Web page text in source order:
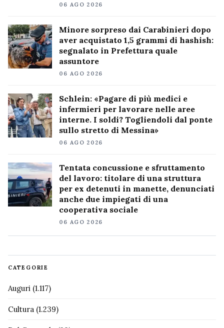
06 AGO 2026
Minore sorpreso dai Carabinieri dopo
aver acquistato 1,5 grammi di hashish:
segnalato in Prefettura quale
assuntore
06 AGO 2026
Schlein: «Pagare di più medici e
infermieri per lavorare nelle aree
interne. I soldi? Togliendoli dal ponte
sullo stretto di Messina»
06 AGO 2026
Tentata concussione e sfruttamento
del lavoro: titolare di una struttura
per ex detenuti in manette, denunciati
anche due impiegati di una
cooperativa sociale
06 AGO 2026
CATEGORIE
Auguri (1.117)
Cultura (1.239)